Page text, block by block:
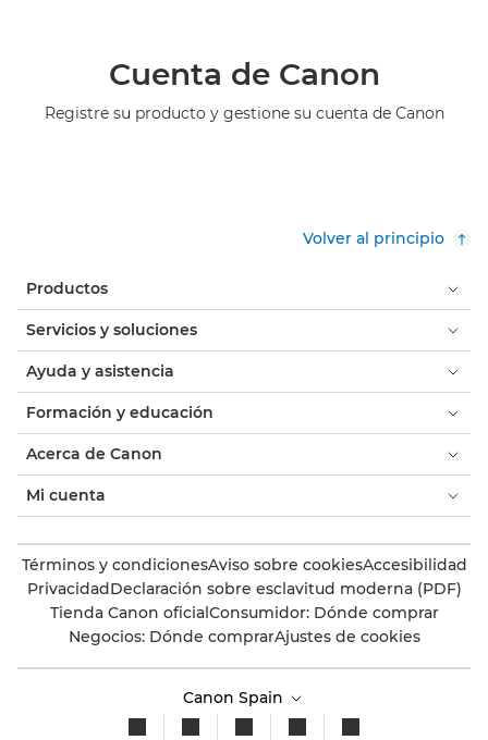
Cuenta de Canon
Registre su producto y gestione su cuenta de Canon
Volver al principio
Productos
Servicios y soluciones
Ayuda y asistencia
Formación y educación
Acerca de Canon
Mi cuenta
Términos y condicionesAviso sobre cookiesAccesibilidad
PrivacidadDeclaración sobre esclavitud moderna (PDF)
Tienda Canon oficialConsumidor: Dónde comprar
Negocios: Dónde comprarAjustes de cookies
Canon Spain